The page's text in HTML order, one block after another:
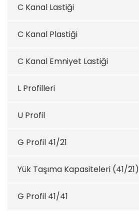
C Kanal Lastiği
C Kanal Plastiği
C Kanal Emniyet Lastiği
L Profilleri
U Profil
G Profil 41/21
Yük Taşıma Kapasiteleri (41/21)
G Profil 41/41